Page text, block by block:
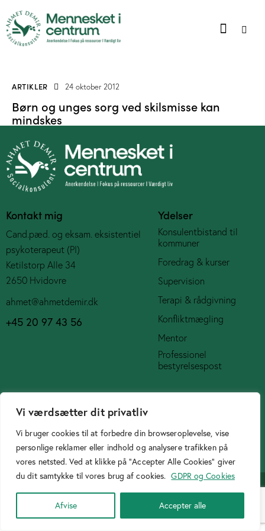
Vi værdsætter dit privatliv
Vi bruger cookies til at forbedre din browseroplevelse, vise
personlige reklamer eller indhold og analysere trafikken på
vores netsted. Ved at klikke på "Accepter Alle Cookies" giver
du dit samtykke til vores brug af cookies. GDPR og Cookies
Afvise Accepter alle
ARTIKLER 24 oktober 2012
Børn og unges sorg ved skilsmisse kan
mindskes
Kontakt mig
Cand.pæd. og eksam. eksistentiel
psykoterapeut (PI)
Ketilstorp Alle 34
2650 Hvidovre
ahmet@ahmetdemir.dk
+45 20 97 43 56
Ydelser
Konsulentbistand til
kommuner
Foredrag & kurser
Supervision
Terapi & rådgivning
Konfliktmægling
Mentor
Professionel
bestyrelsespost
Social Media
Cookiepolitik